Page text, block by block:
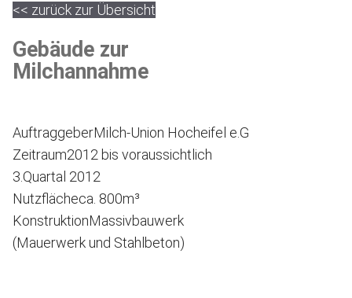
<< zurück zur Übersicht
Gebäude zur
Milchannahme
AuftraggeberMilch-Union Hocheifel e.G
Zeitraum2012 bis voraussichtlich
3.Quartal 2012
Nutzflächeca. 800m³
KonstruktionMassivbauwerk
(Mauerwerk und Stahlbeton)